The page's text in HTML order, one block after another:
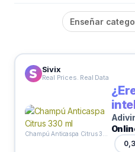
Enseñar
Sivix
Real Prices. Real Data